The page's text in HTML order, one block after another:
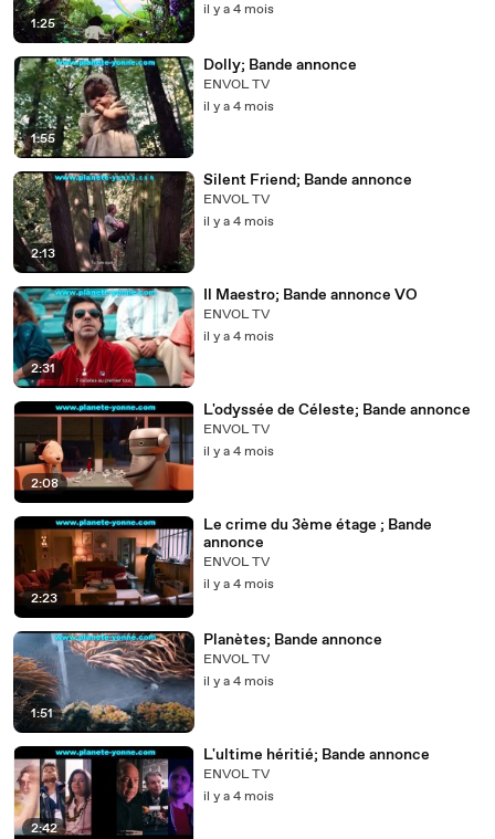
1:25
il y a 4 mois
1:55
Dolly; Bande annonce
ENVOL TV
il y a 4 mois
2:13
Silent Friend; Bande annonce
ENVOL TV
il y a 4 mois
2:31
Il Maestro; Bande annonce VO
ENVOL TV
il y a 4 mois
2:08
L'odyssée de Céleste; Bande annonce
ENVOL TV
il y a 4 mois
2:23
Le crime du 3ème étage ; Bande
annonce
ENVOL TV
il y a 4 mois
1:51
Planètes; Bande annonce
ENVOL TV
il y a 4 mois
2:42
L'ultime héritié; Bande annonce
ENVOL TV
il y a 4 mois